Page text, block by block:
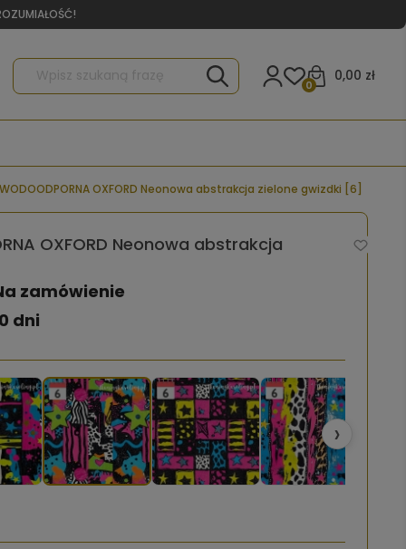
0,00 zł
0
WODOODPORNA OXFORD Neonowa abstrakcja zielone gwizdki [6]
OXFORD Neonowa abstrakcja
zamówienie
dni
›